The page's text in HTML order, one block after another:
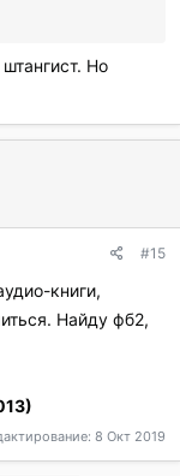
Но
#15
книги,
Найду фб2,
8 Окт 2019